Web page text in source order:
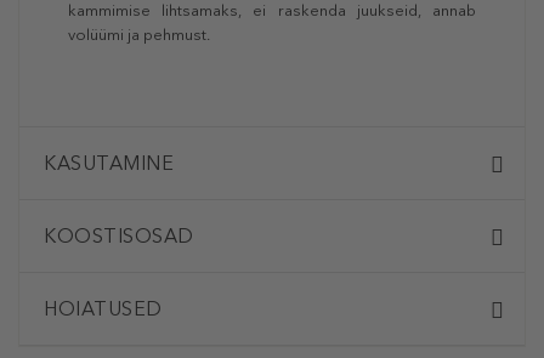
kammimise lihtsamaks, ei raskenda juukseid, annab
volüümi ja pehmust.
KASUTAMINE
KOOSTISOSAD
HOIATUSED